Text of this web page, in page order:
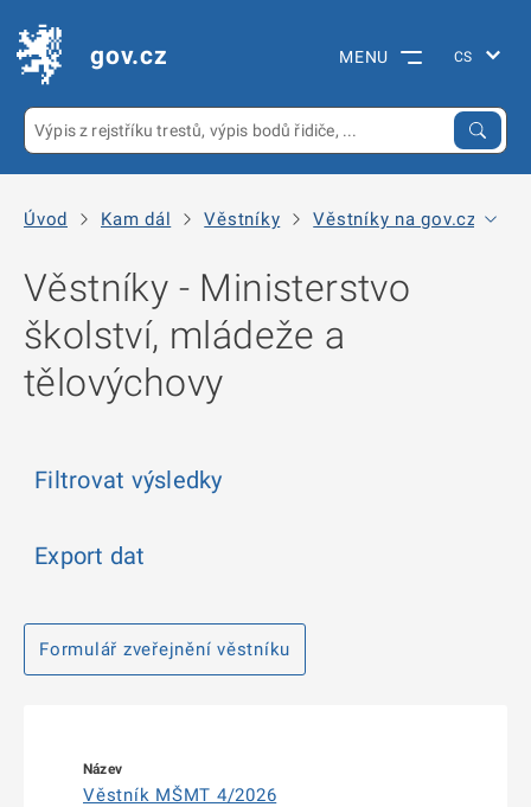
gov.cz MENU
Úvod Kam dál Věstníky Věstníky na gov.cz
Věstníky - Ministerstvo
školství, mládeže a
tělovýchovy
Filtrovat výsledky
Export dat
Formulář zveřejnění věstníku
Věstník MŠMT 4/2026